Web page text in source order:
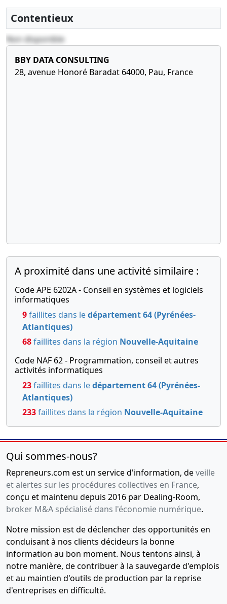
Contentieux
Non disponible
BBY DATA CONSULTING
28, avenue Honoré Baradat 64000, Pau, France
A proximité dans une activité similaire :
Code APE 6202A - Conseil en systèmes et logiciels
informatiques
9faillites dans ledépartement 64 (Pyrénées-
Atlantiques)
68faillites dans la région Nouvelle-Aquitaine
Code NAF 62 - Programmation, conseil et autres
activités informatiques
23faillites dans ledépartement 64 (Pyrénées-
Atlantiques)
233faillites dans la région Nouvelle-Aquitaine
Qui sommes-nous?
Repreneurs.com est un service d'information, deveille
et alertes sur les procédures collectives en France,
conçu et maintenu depuis 2016 par Dealing-Room,
broker M&A spécialisé dans l'économie numérique.
Notre mission est de déclencher des opportunités en
conduisant à nos clients décideurs la bonne
information au bon moment. Nous tentons ainsi, à
notre manière, de contribuer à la sauvegarde d'emplois
et au maintien d'outils de production par la reprise
d'entreprises en difficulté.